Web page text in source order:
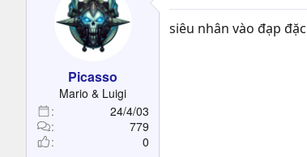
Picasso
Mario & Luigi
24/4/03
779
0
siêu nhân vào đạp